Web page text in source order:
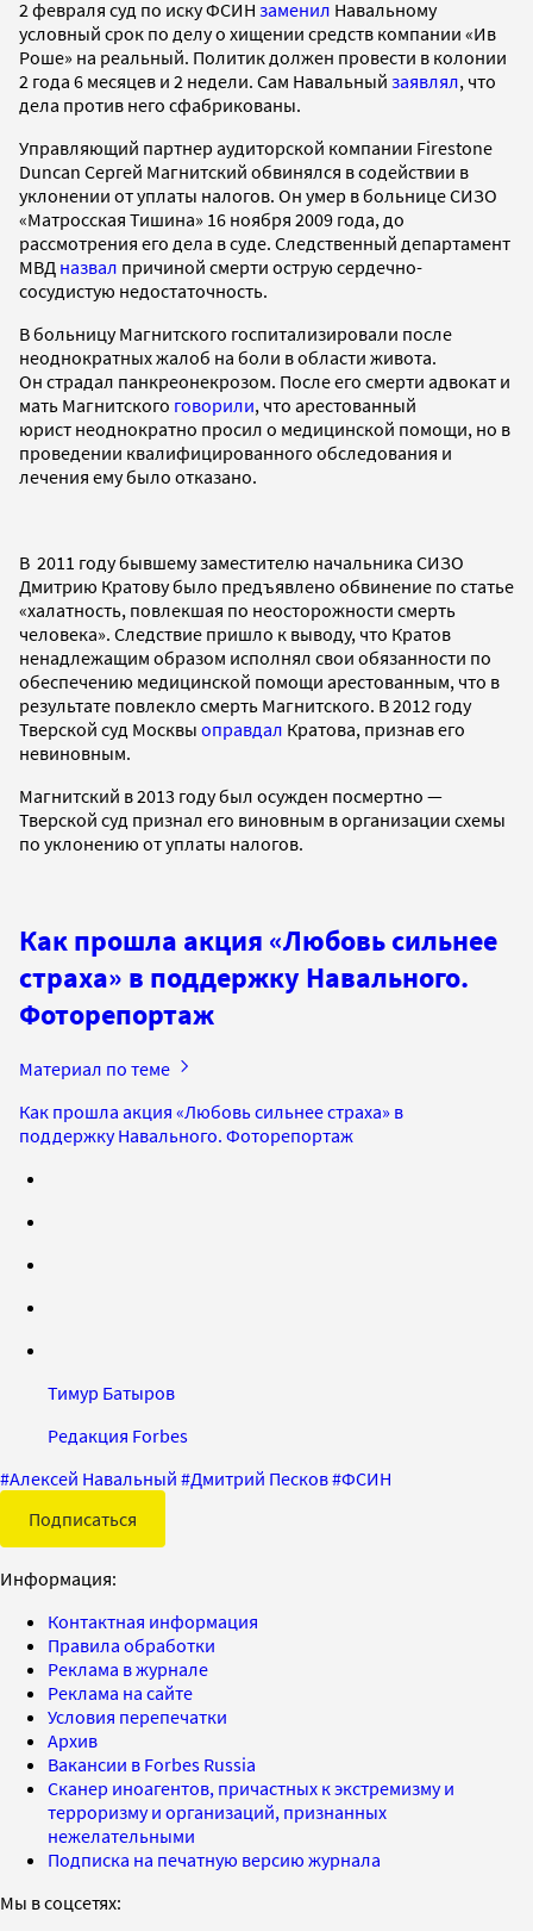
2 февраля суд по иску ФСИН заменил Навальному
условный срок по делу о хищении средств компании «Ив
Роше» на реальный. Политик должен провести в колонии
2 года 6 месяцев и 2 недели. Сам Навальный заявлял, что
дела против него сфабрикованы.
Управляющий партнер аудиторской компании Firestone
Duncan Сергей Магнитский обвинялся в содействии в
уклонении от уплаты налогов. Он умер в больнице СИЗО
«Матросская Тишина» 16 ноября 2009 года, до
рассмотрения его дела в суде. Следственный департамент
МВД назвал причиной смерти острую сердечно-
сосудистую недостаточность.
В больницу Магнитского госпитализировали после
неоднократных жалоб на боли в области живота.
Он страдал панкреонекрозом. После его смерти адвокат и
мать Магнитского говорили, что арестованный
юрист неоднократно просил о медицинской помощи, но в
проведении квалифицированного обследования и
лечения ему было отказано.
В 2011 году бывшему заместителю начальника СИЗО
Дмитрию Кратову было предъявлено обвинение по статье
«халатность, повлекшая по неосторожности смерть
человека». Следствие пришло к выводу, что Кратов
ненадлежащим образом исполнял свои обязанности по
обеспечению медицинской помощи арестованным, что в
результате повлекло смерть Магнитского. В 2012 году
Тверской суд Москвы оправдал Кратова, признав его
невиновным.
Магнитский в 2013 году был осужден посмертно —
Тверской суд признал его виновным в организации схемы
по уклонению от уплаты налогов.
Как прошла акция «Любовь сильнее
страха» в поддержку Навального.
Фоторепортаж
Материал по теме
Как прошла акция «Любовь сильнее страха» в
поддержку Навального. Фоторепортаж
Тимур Батыров
Редакция Forbes
#Алексей Навальный #Дмитрий Песков#ФСИН
Подписаться
Информация:
Контактная информация
Правила обработки
Реклама в журнале
Реклама на сайте
Условия перепечатки
Архив
Вакансии в Forbes Russia
Сканер иноагентов, причастных к экстремизму и
терроризму и организаций, признанных
нежелательными
Подписка на печатную версию журнала
Мы в соцсетях: